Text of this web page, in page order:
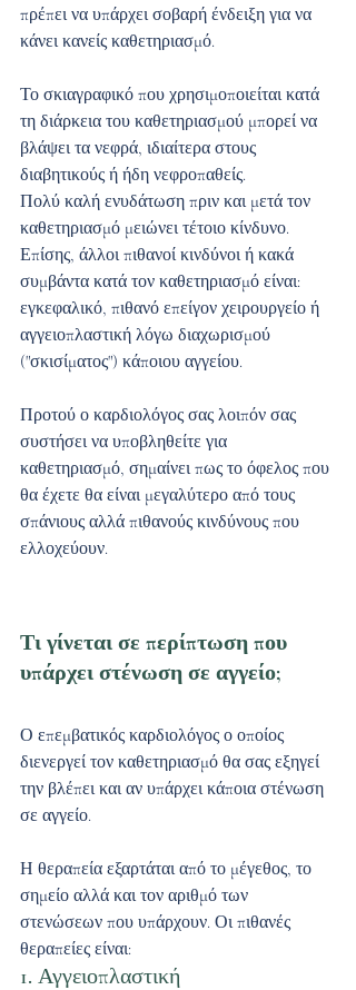
πρέπει να υπάρχει σοβαρή ένδειξη για να
κάνει κανείς καθετηριασμό.
Το σκιαγραφικό που χρησιμοποιείται κατά
τη διάρκεια του καθετηριασμού μπορεί να
βλάψει τα νεφρά, ιδιαίτερα στους
διαβητικούς ή ήδη νεφροπαθείς.
Πολύ καλή ενυδάτωση πριν και μετά τον
καθετηριασμό μειώνει τέτοιο κίνδυνο.
Επίσης, άλλοι πιθανοί κινδύνοι ή κακά
συμβάντα κατά τον καθετηριασμό είναι:
εγκεφαλικό, πιθανό επείγον χειρουργείο ή
αγγειοπλαστική λόγω διαχωρισμού
("σκισίματος") κάποιου αγγείου.
Προτού ο καρδιολόγος σας λοιπόν σας
συστήσει να υποβληθείτε για
καθετηριασμό, σημαίνει πως το όφελος που
θα έχετε θα είναι μεγαλύτερο από τους
σπάνιους αλλά πιθανούς κινδύνους που
ελλοχεύουν.
Τι γίνεται σε περίπτωση που
υπάρχει στένωση σε αγγείο;
Ο επεμβατικός καρδιολόγος ο οποίος
διενεργεί τον καθετηριασμό θα σας εξηγεί
την βλέπει και αν υπάρχει κάποια στένωση
σε αγγείο.
Η θεραπεία εξαρτάται από το μέγεθος, το
σημείο αλλά και τον αριθμό των
στενώσεων που υπάρχουν. Οι πιθανές
θεραπείες είναι:
1. Αγγειοπλαστική